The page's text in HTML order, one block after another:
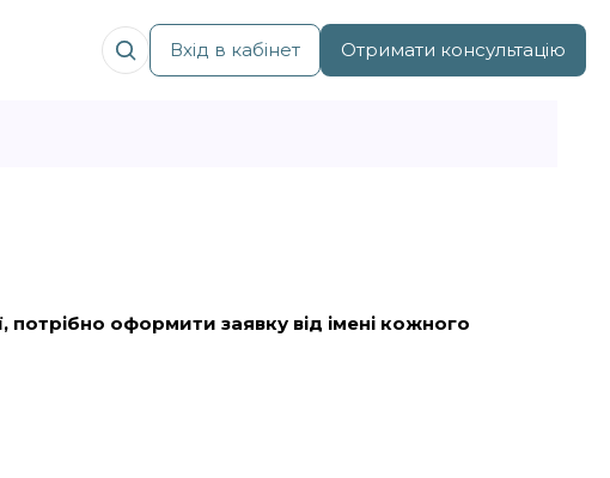
Вхід в кабінет Отримати консультацію
потрібно оформити заявку від імені кожного